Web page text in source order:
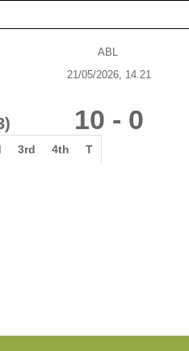
ABL
21/05/2026, 14.21
10 - 0
3rd 4th T